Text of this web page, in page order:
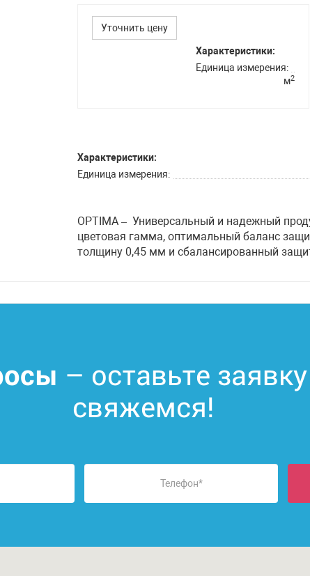
Уточнить цену
Характеристики:
Единица измерения
м2
Характеристики:
Единица измерения
OPTIMA – Универсальный и надежный
цветовая гамма, оптимальный баланс
толщину 0,45 мм и сбалансированный
– оставьте
свяжемся!